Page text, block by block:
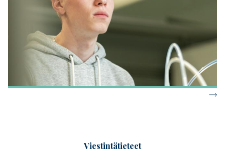
Viestintätieteet